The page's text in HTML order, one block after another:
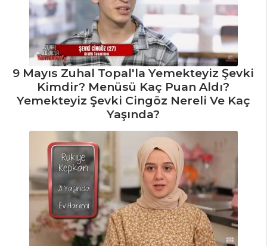
9 Mayıs Zuhal Topal'la Yemekteyiz Şevki
Kimdir? Menüsü Kaç Puan Aldı?
Yemekteyiz Şevki Cingöz Nereli Ve Kaç
Yaşında?